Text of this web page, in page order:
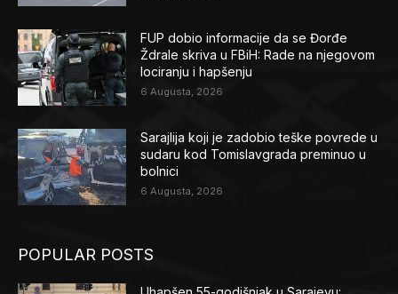
FUP dobio informacije da se Đorđe
Ždrale skriva u FBiH: Rade na njegovom
lociranju i hapšenju
6 Augusta, 2026
Sarajlija koji je zadobio teške povrede u
sudaru kod Tomislavgrada preminuo u
bolnici
6 Augusta, 2026
POPULAR POSTS